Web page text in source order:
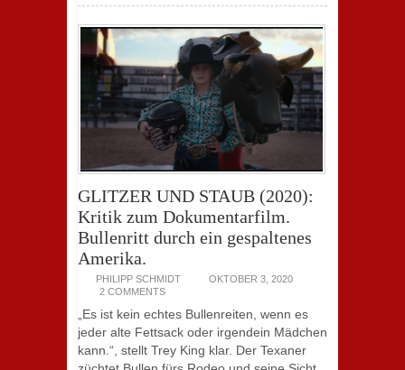
GLITZER UND STAUB (2020):
Kritik zum Dokumentarfilm.
Bullenritt durch ein gespaltenes
Amerika.
PHILIPP SCHMIDT
OKTOBER 3, 2020
2 COMMENTS
„Es ist kein echtes Bullenreiten, wenn es
jeder alte Fettsack oder irgendein Mädchen
kann.“, stellt Trey King klar. Der Texaner